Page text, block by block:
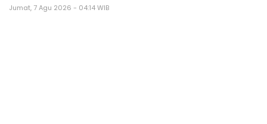
Jumat, 7 Agu 2026 - 04:14 WIB